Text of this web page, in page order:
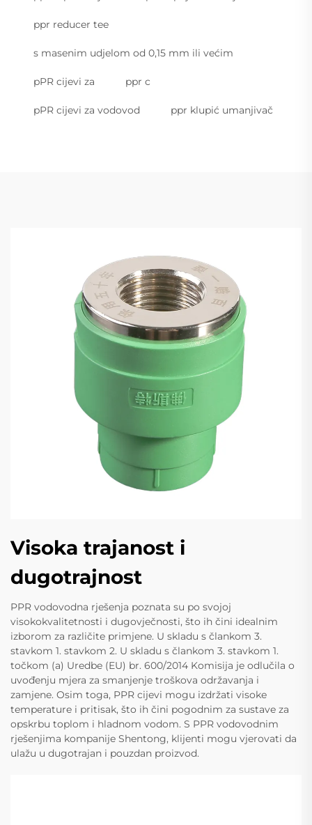
ppr reducer tee
s masenim udjelom od 0,15 mm ili većim
pPR cijevi za ppr c
pPR cijevi za vodovod ppr klupić umanjivač
Visoka trajanost i
dugotrajnost
PPR vodovodna rješenja poznata su po svojoj
visokokvalitetnosti i dugovječnosti, što ih čini idealnim
izborom za različite primjene. U skladu s člankom 3.
stavkom 1. stavkom 2. U skladu s člankom 3. stavkom 1.
točkom (a) Uredbe (EU) br. 600/2014 Komisija je odlučila o
uvođenju mjera za smanjenje troškova održavanja i
zamjene. Osim toga, PPR cijevi mogu izdržati visoke
temperature i pritisak, što ih čini pogodnim za sustave za
opskrbu toplom i hladnom vodom. S PPR vodovodnim
rješenjima kompanije Shentong, klijenti mogu vjerovati da
ulažu u dugotrajan i pouzdan proizvod.